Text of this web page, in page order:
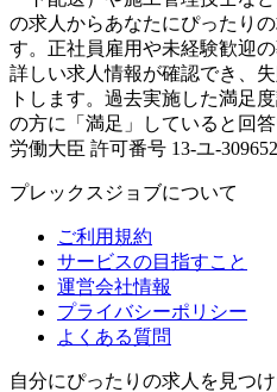
の求人からあなたにぴったり
す。正社員雇用や未経験歓迎
詳しい求人情報が確認でき、
トします。過去実施した満足
の方に「満足」していると回
労働大臣 許可番号 13-ユ-309652
プレックスジョブについて
ご利用規約
サービスの目指すこと
運営会社情報
プライバシーポリシー
よくある質問
自分にぴったりの求人を見つ